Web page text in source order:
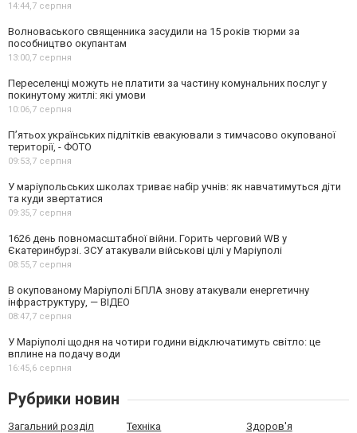
14:44,7 серпня
Волноваського священника засудили на 15 років тюрми за
пособництво окупантам
13:00,7 серпня
Переселенці можуть не платити за частину комунальних послуг у
покинутому житлі: які умови
10:06,7 серпня
П’ятьох українських підлітків евакуювали з тимчасово окупованої
території, - ФОТО
09:53,7 серпня
У маріупольських школах триває набір учнів: як навчатимуться діти
та куди звертатися
09:35,7 серпня
1626 день повномасштабної війни. Горить черговий WB у
Єкатеринбурзі. ЗСУ атакували військові цілі у Маріуполі
08:55,7 серпня
В окупованому Маріуполі БПЛА знову атакували енергетичну
інфраструктуру, — ВІДЕО
08:47,7 серпня
У Маріуполі щодня на чотири години відключатимуть світло: це
вплине на подачу води
16:45,6 серпня
Рубрики новин
Загальний розділ Техніка Здоров'я